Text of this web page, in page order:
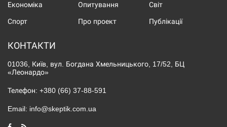
Економіка Опитування Світ
Спорт Про проект Публікації
КОНТАКТИ
01036, Київ, вул. Богдана Хмельницького, 17/52, БЦ
«Леонардо»
Телефон: +380 (66) 37-88-591
Email: info@skeptik.com.ua